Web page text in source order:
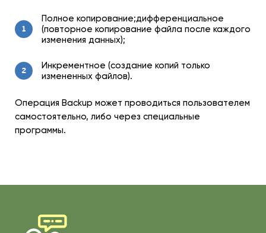
1
Полное копирование;дифференциальное
(повторное копирование файла после каждого
изменения данных);
2
Инкрементное (создание копий только
измененных файлов).
Операция Backup может проводиться пользователем
самостоятельно, либо через специальные
программы.